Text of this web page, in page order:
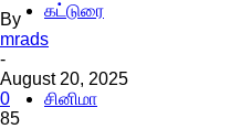
கட்டுரை
சினிமா
By
mrads
-
August 20, 2025
0
85